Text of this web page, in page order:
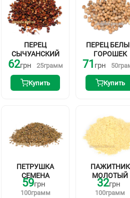
ПЕРЕЦ
СЫЧУАНСКИЙ
62грн 25грамм
Купить
ПЕРЕЦ
ГОРОШЕК
71 грн 50
Купить
ПЕТРУШКА
СЕМЕНА
59грн
100грамм
ПАЖИТНИК
МОЛОТЫЙ
32грн
100грамм